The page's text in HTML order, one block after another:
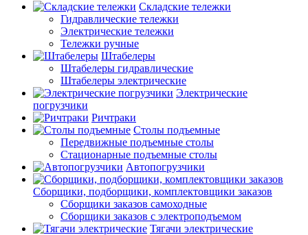
Складские тележки
Гидравлические тележки
Электрические тележки
Тележки ручные
Штабелеры
Штабелеры гидравлические
Штабелеры электрические
Электрические
погрузчики
Ричтраки
Столы подъемные
Передвижные подъемные столы
Стационарные подъемные столы
Автопогрузчики
Сборщики, подборщики, комплектовщики заказов
Сборщики заказов самоходные
Сборщики заказов с электроподъемом
Тягачи электрические